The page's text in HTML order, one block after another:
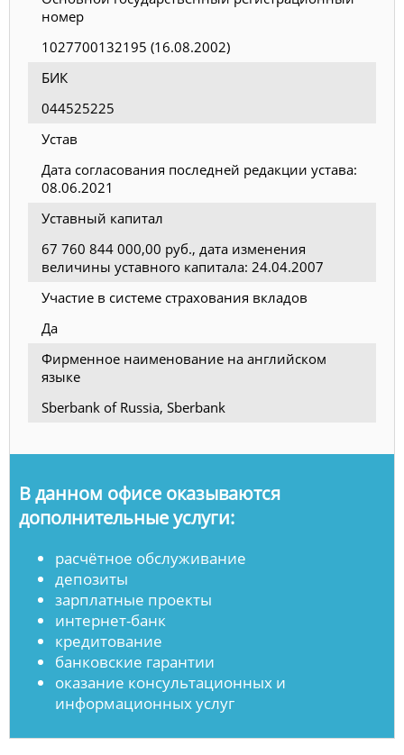
номер
1027700132195 (16.08.2002)
БИК
044525225
Устав
Дата согласования последней редакции устава:
08.06.2021
Уставный капитал
67 760 844 000,00 руб., дата изменения
величины уставного капитала: 24.04.2007
Участие в системе страхования вкладов
Да
Фирменное наименование на английском
языке
Sberbank of Russia, Sberbank
В данном офисе оказываются
дополнительные услуги:
расчётное обслуживание
депозиты
зарплатные проекты
интернет-банк
кредитование
банковские гарантии
оказание консультационных и
информационных услуг